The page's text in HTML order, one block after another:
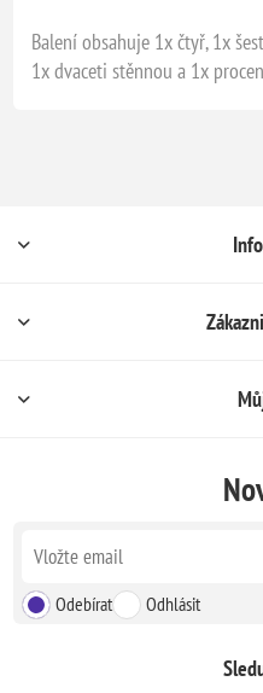
Balení obsahuje 1x čtyř, 1x
1x dvaceti stěnnou a 1x
Odebírat Odhlásit